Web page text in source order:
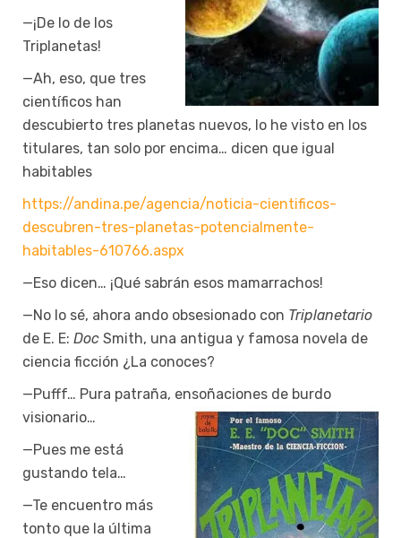
—¡De lo de los
Triplanetas!
—Ah, eso, que tres
científicos han
descubierto tres planetas nuevos, lo he visto en los
titulares, tan solo por encima… dicen que igual
habitables
https://andina.pe/agencia/noticia-cientificos-
descubren-tres-planetas-potencialmente-
habitables-610766.aspx
—Eso dicen… ¡Qué sabrán esos mamarrachos!
—No lo sé, ahora ando obsesionado con Triplanetario
de E. E: Doc Smith, una antigua y famosa novela de
ciencia ficción ¿La conoces?
—Pufff… Pura patraña, ensoñaciones de burdo
visionario…
—Pues me está
gustando tela…
—Te encuentro más
tonto que la última